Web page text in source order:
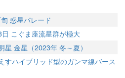
惑星パレード
こぐま座流星群が極大
星 金星（2023年 冬～夏）
すハイブリッド型のガンマ線バース